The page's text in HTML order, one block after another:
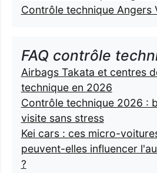
Contrôle technique Angers
FAQ contrôle
Airbags Takata et centres
technique en 2026
Contrôle technique 2026 :
visite sans stress
Kei cars : ces micro-
peuvent-elles influencer
?